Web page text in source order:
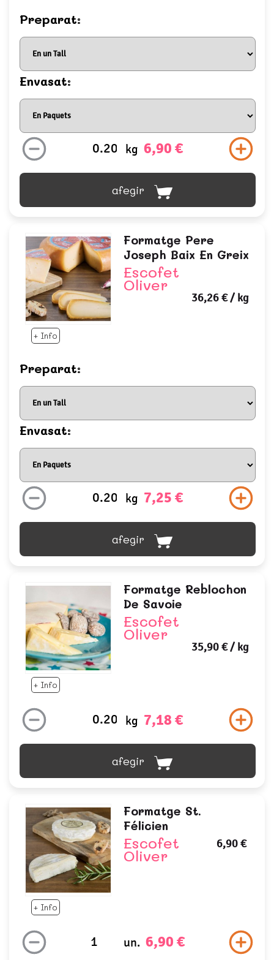
Preparat:
Envasat:
kg 6,90 €
afegir
+ Info
Formatge Pere
Joseph Baix En Greix
Escofet
Oliver
36,26 €/ kg
Preparat:
Envasat:
kg 7,25 €
afegir
+ Info
Formatge Reblochon
De Savoie
Escofet
Oliver
35,90 €/ kg
kg 7,18 €
afegir
+ Info
Formatge St.
Félicien
Escofet
Oliver
6,90 €
un. 6,90 €